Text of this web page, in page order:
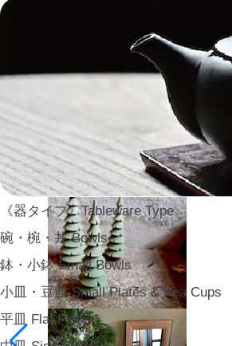
《器タイプ》Tableware Type
碗・椀・丼 Bowls
鉢・小鉢 Small Bowls
小皿・豆皿 Small Plates & Pea Cups
平皿 Flat Plates